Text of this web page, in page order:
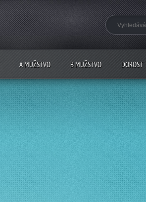
A MUŽSTVO B MUŽSTVO DOROST